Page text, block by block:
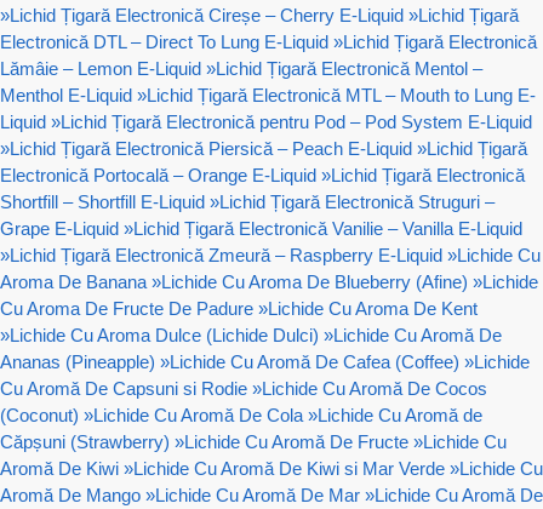
»Lichid Țigară Electronică Cireșe – Cherry E-Liquid »Lichid Țigară
Electronică DTL – Direct To Lung E-Liquid »Lichid Țigară Electronică
Lămâie – Lemon E-Liquid »Lichid Țigară Electronică Mentol –
Menthol E-Liquid »Lichid Țigară Electronică MTL – Mouth to Lung E-
Liquid »Lichid Țigară Electronică pentru Pod – Pod System E-Liquid
»Lichid Țigară Electronică Piersică – Peach E-Liquid »Lichid Țigară
Electronică Portocală – Orange E-Liquid »Lichid Țigară Electronică
Shortfill – Shortfill E-Liquid »Lichid Țigară Electronică Struguri –
Grape E-Liquid »Lichid Țigară Electronică Vanilie – Vanilla E-Liquid
»Lichid Țigară Electronică Zmeură – Raspberry E-Liquid »Lichide Cu
Aroma De Banana »Lichide Cu Aroma De Blueberry (Afine) »Lichide
Cu Aroma De Fructe De Padure »Lichide Cu Aroma De Kent
»Lichide Cu Aroma Dulce (Lichide Dulci) »Lichide Cu Aromă De
Ananas (Pineapple) »Lichide Cu Aromă De Cafea (Coffee) »Lichide
Cu Aromă De Capsuni si Rodie »Lichide Cu Aromă De Cocos
(Coconut) »Lichide Cu Aromă De Cola »Lichide Cu Aromă de
Căpșuni (Strawberry) »Lichide Cu Aromă De Fructe »Lichide Cu
Aromă De Kiwi »Lichide Cu Aromă De Kiwi si Mar Verde »Lichide Cu
Aromă De Mango »Lichide Cu Aromă De Mar »Lichide Cu Aromă De